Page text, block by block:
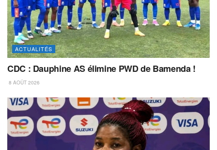
ACTUALITÉS
CDC : Dauphine AS élimine PWD de Bamenda !
8 AOÛT 2026